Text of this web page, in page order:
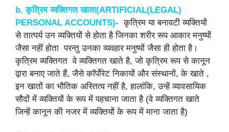
b. कृत्रिम व्यक्तिगत खाता(ARTIFICIAL(LEGAL)
PERSONAL ACCOUNTS)- कृत्रिम या बनावटी व्यक्तियों
से तात्पर्य उन व्यक्तियों से होता है जिनका शरीर रूप आकार मनुष्यों
जैसा नहीं होता परन्तु उनका व्यवहार मनुष्यों जैसा ही होता है।
कृत्रिम व्यक्तिगत वे व्यक्तिगत खाते है, जो कृत्रिम रूप से कानून
द्वारा बनाए जाते हैं, जैसे कॉर्पोरेट निकायों और संस्थानों, के खाते ,
इन खातों का भौतिक अस्तित्व नहीं है, हालांकि, उन्हें व्यावसायिक
सौदों में व्यक्तियों के रूप में पहचाना जाता है (वे व्यक्तिगत खाते
जिन्हें कानून की नजर में व्यक्तियों के रूप में माना जाता है)